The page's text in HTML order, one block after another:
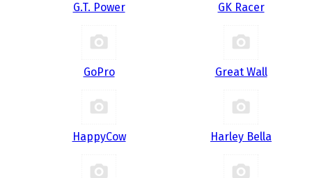
G.T. Power GK Racer
GoPro Great Wall
HappyCow Harley Bella